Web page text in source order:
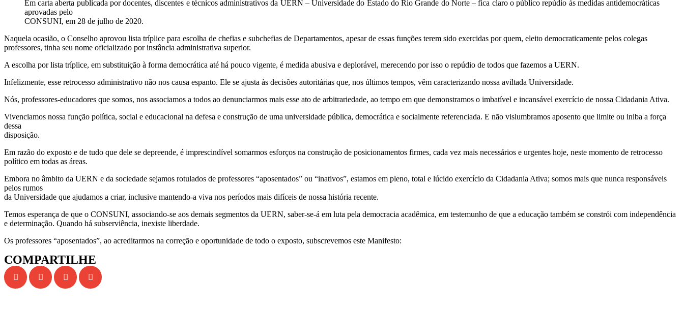
Em carta aberta publicada por docentes, discentes e técnicos administrativos da UERN – Universidade do Estado do Rio Grande do Norte – fica claro o público repúdio às medidas antidemocráticas
aprovadas pelo
CONSUNI, em 28 de julho de 2020.
Naquela ocasião, o Conselho aprovou lista tríplice para escolha de chefias e subchefias de Departamentos, apesar de essas funções terem sido exercidas por quem, eleito democraticamente pelos colegas
professores, tinha seu nome oficializado por instância administrativa superior.
A escolha por lista tríplice, em substituição à forma democrática até há pouco vigente, é medida abusiva e deplorável, merecendo por isso o repúdio de todos que fazemos a UERN.
Infelizmente, esse retrocesso administrativo não nos causa espanto. Ele se ajusta às decisões autoritárias que, nos últimos tempos, vêm caracterizando nossa aviltada Universidade.
Nós, professores-educadores que somos, nos associamos a todos ao denunciarmos mais esse ato de arbitrariedade, ao tempo em que demonstramos o imbatível e incansável exercício de nossa Cidadania Ativa.
Vivenciamos nossa função política, social e educacional na defesa e construção de uma universidade pública, democrática e socialmente referenciada. E não vislumbramos aposento que limite ou iniba a força
dessa
disposição.
Em razão do exposto e de tudo que dele se depreende, é imprescindível somarmos esforços na construção de posicionamentos firmes, cada vez mais necessários e urgentes hoje, neste momento de retrocesso
político em todas as áreas.
Embora no âmbito da UERN e da sociedade sejamos rotulados de professores “aposentados” ou “inativos”, estamos em pleno, total e lúcido exercício da Cidadania Ativa; somos mais que nunca responsáveis
pelos rumos
da Universidade que ajudamos a criar, inclusive mantendo-a viva nos períodos mais difíceis de nossa história recente.
Temos esperança de que o CONSUNI, associando-se aos demais segmentos da UERN, saber-se-á em luta pela democracia acadêmica, em testemunho de que a educação também se constrói com independência
e determinação. Quando há subserviência, inexiste liberdade.
Os professores “aposentados”, ao acreditarmos na correção e oportunidade de todo o exposto, subscrevemos este Manifesto:
COMPARTILHE